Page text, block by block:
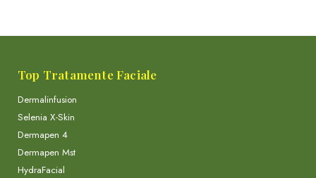
Top Tratamente Faciale
Dermalinfusion
Selenia X-Skin
Dermapen 4
Dermapen Mst
HydraFacial